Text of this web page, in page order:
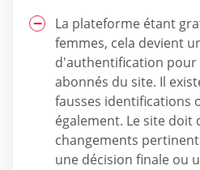
La plateforme étant
femmes, cela devient
d'authentification pour
abonnés du site. Il
fausses identifications
également. Le site doit
changements
une décision finale ou